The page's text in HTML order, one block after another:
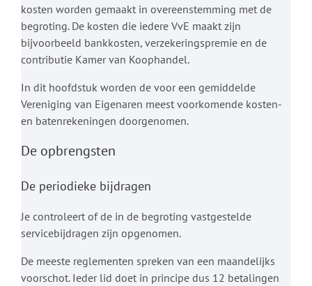
kosten worden gemaakt in overeenstemming met de
begroting. De kosten die iedere VvE maakt zijn
bijvoorbeeld bankkosten, verzekeringspremie en de
contributie Kamer van Koophandel.
In dit hoofdstuk worden de voor een gemiddelde
Vereniging van Eigenaren meest voorkomende kosten-
en batenrekeningen doorgenomen.
De opbrengsten
De periodieke bijdragen
Je controleert of de in de begroting vastgestelde
servicebijdragen zijn opgenomen.
De meeste reglementen spreken van een maandelijks
voorschot. Ieder lid doet in principe dus 12 betalingen